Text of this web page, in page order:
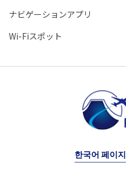
ナビゲーションアプリ
Wi-Fiスポット
한국어 페이지